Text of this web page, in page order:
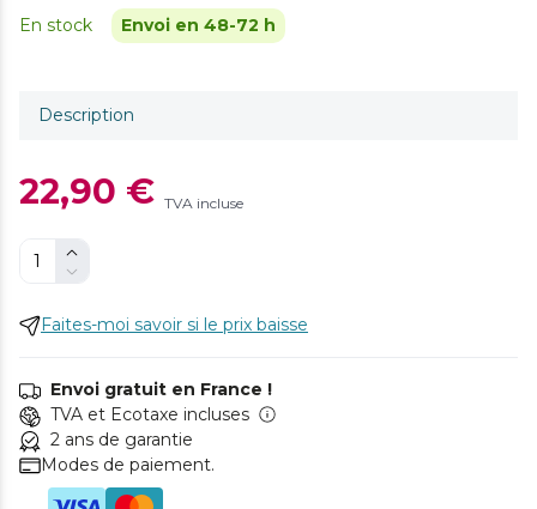
En stock Envoi en 48-72 h
Description
22,90 € TVA incluse
Faites-moi savoir si le prix baisse
Envoi gratuit en France !
TVA et Ecotaxe incluses
2 ans de garantie
Modes de paiement.